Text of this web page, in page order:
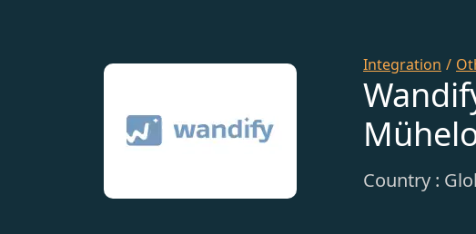
Integration /
Country :